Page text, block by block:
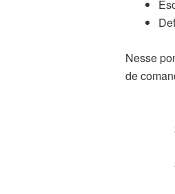
Nesse
de